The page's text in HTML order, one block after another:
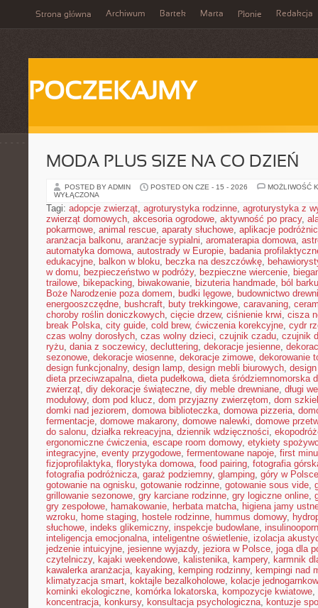
Strona główna Archiwum Bartek Marta Płonie Redakcja
POCZEKAJMY
MODA PLUS SIZE NA CO DZIEŃ
POSTED BY ADMIN POSTED ON CZE - 15 - 2026
MOŻLIWOŚĆ
WYŁĄCZONA
Tagi: adopcje zwierząt, agroturystyka rodzinne, agroturystyka z
zwierząt domowych, akcesoria ogrodowe, aktywność po pracy,
pokarmowe, animal rescue, aparaty słuchowe, aplikacje
aranżacja balkonu, aranżacje sypialni, aromaterapia domowa,
automatyka domowa, autostrady w Europie, badania
edukacyjne, balkon w bloku, beczka na deszczówkę,
w domu, bezpieczeństwo w podróży, bezpieczne wiercenie,
trailowe, bikepacking, biwakowanie, bizuteria handmade, ból barku
Boże Narodzenie poza domem, budki lęgowe, budownictwo
energooszczędne, bushcraft, buty trekkingowe, caravaning,
choroby roślin doniczkowych, cięcie drzew, ciśnienie krwi, cisza
break Polska, city guide, cold brew, ćwiczenia korekcyjne, cydr
czas wolny dorosłych, czas wolny dzieci, czujnik czadu, czujnik
ryżu, dania z soczewicy, decluttering, dekoracje jesienne,
sezonowe, dekoracje wiosenne, dekoracje zimowe, dekorowanie
design funkcjonalny, design lamp, design mebli biurowych,
dieta przeciwzapalna, dieta pudełkowa, dieta śródziemnomorska
zwierząt, diy dekoracje świąteczne, diy meble drewniane, długi
modułowy, dom pod klucz, dom przyjazny zwierzętom, dom
domki nad jeziorem, domowa biblioteczka, domowa pizzeria,
fermentacje, domowe makarony, domowe nalewki, domowe
do salonu, działka rekreacyjna, dziennik wdzięczności,
ergonomiczne ćwiczenia, escape room domowy, etykiety
integracyjne, eventy przygodowe, fermentowane napoje, first
fizjoprofilaktyka, florystyka domowa, food pairing, fotografia
fotografia podróżnicza, garaż podziemny, glamping, góry w Polsce
gotowanie na ognisku, gotowanie rodzinne, gotowanie sous vide,
grillowanie sezonowe, gry karciane rodzinne, gry logiczne online,
gry zespołowe, hamakowanie, herbata matcha, higiena jamy
wzroku, home staging, hostele rodzinne, hummus domowy,
słuchowe, indeks glikemiczny, inspekcje budowlane,
inteligencja emocjonalna, inteligentne oświetlenie, izolacja
jedzenie intuicyjne, jesienne wyjazdy, jeziora w Polsce, joga dla
czytelniczy, kajaki weekendowe, kalistenika, kampery, karmnik
kawalerka aranżacja, kayaking, kemping rodzinny, kempingi nad
klimatyzacja smart, koktajle bezalkoholowe, kolacje
kominki ekologiczne, komórka lokatorska, kompozycje kwiatowe,
koncentracja, konkursy, konsultacja psychologiczna, kontuzje